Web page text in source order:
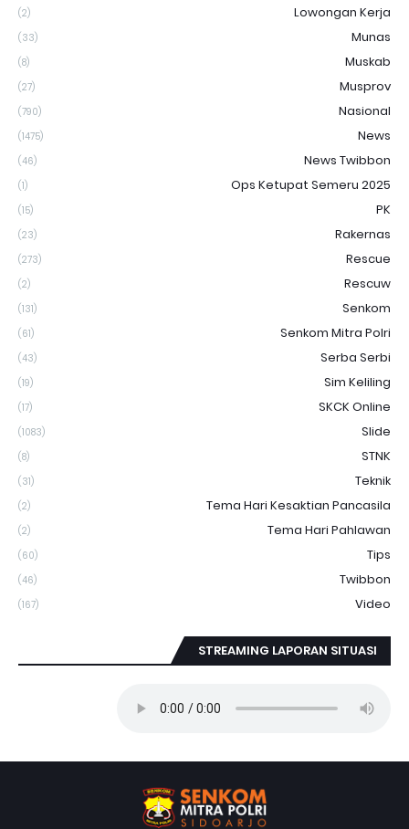
Lowongan Kerja
(2)
Munas
(33)
Muskab
(8)
Musprov
(27)
Nasional
(790)
News
(1475)
News Twibbon
(46)
Ops Ketupat Semeru 2025
(1)
PK
(15)
Rakernas
(23)
Rescue
(273)
Rescuw
(2)
Senkom
(131)
Senkom Mitra Polri
(61)
Serba Serbi
(43)
Sim Keliling
(19)
SKCK Online
(17)
Slide
(1083)
STNK
(8)
Teknik
(31)
Tema Hari Kesaktian Pancasila
(2)
Tema Hari Pahlawan
(2)
Tips
(60)
Twibbon
(46)
Video
(167)
STREAMING LAPORAN SITUASI